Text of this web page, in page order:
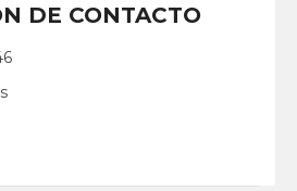
DE CONTACTO